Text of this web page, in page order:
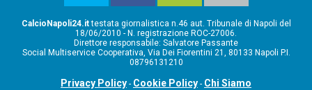
CalcioNapoli24.ittestata giornalistica n.46 aut. Tribunale di Napoli del
18/06/2010 - N. registrazione ROC-27006.
Direttore responsabile: Salvatore Passante
Social Multiservice Cooperativa, Via Dei Fiorentini 21, 80133 Napoli P.I.
08796131210
Privacy Policy - Cookie Policy - Chi Siamo